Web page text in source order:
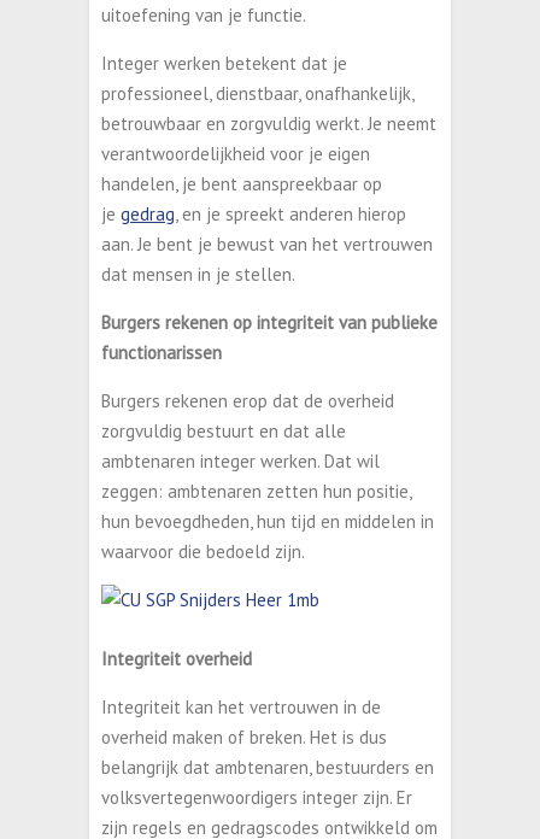
uitoefening van je functie.
Integer werken betekent dat je
professioneel, dienstbaar, onafhankelijk,
betrouwbaar en zorgvuldig werkt. Je neemt
verantwoordelijkheid voor je eigen
handelen, je bent aanspreekbaar op
je gedrag, en je spreekt anderen hierop
aan. Je bent je bewust van het vertrouwen
dat mensen in je stellen.
Burgers rekenen op integriteit van publieke
functionarissen
Burgers rekenen erop dat de overheid
zorgvuldig bestuurt en dat alle
ambtenaren integer werken. Dat wil
zeggen: ambtenaren zetten hun positie,
hun bevoegdheden, hun tijd en middelen in
waarvoor die bedoeld zijn.
Integriteit overheid
Integriteit kan het vertrouwen in de
overheid maken of breken. Het is dus
belangrijk dat ambtenaren, bestuurders en
volksvertegenwoordigers integer zijn. Er
zijn regels en gedragscodes ontwikkeld om